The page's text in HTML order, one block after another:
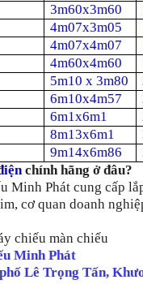
3m60x3m60
4m07x3m05
4m07x4m07
4m60x4m60
5m10 x 3m80
6m10x4m57
6m1x6m1
8m13x6m1
9m14x6m86
chính hãng ở đâu?
Minh Phát cung cấp
cơ quan doanh
chiếu màn chiếu
Minh Phát
Lê Trọng Tấn,